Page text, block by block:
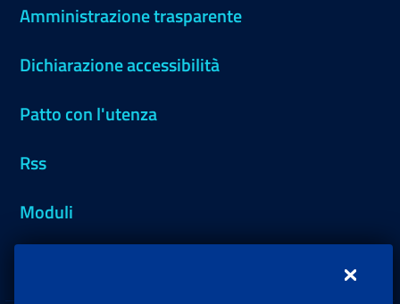
Amministrazione trasparente
Dichiarazione accessibilità
Patto con l'utenza
Rss
Moduli